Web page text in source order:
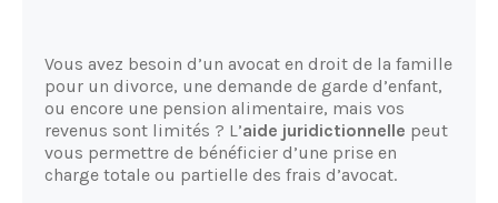
Vous avez besoin d’un avocat en droit de la famille
pour un divorce, une demande de garde d’enfant,
ou encore une pension alimentaire, mais vos
revenus sont limités ? L’aide juridictionnelle peut
vous permettre de bénéficier d’une prise en
charge totale ou partielle des frais d’avocat.